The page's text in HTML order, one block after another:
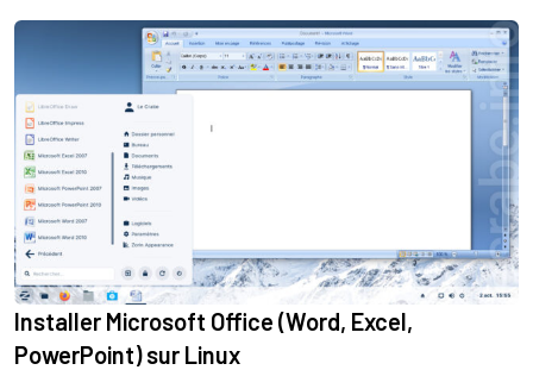
Installer Microsoft Office (Word, Excel,
PowerPoint) sur Linux